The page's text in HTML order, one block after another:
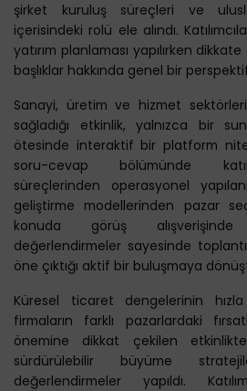
şirket kuruluş süreçleri ve
içerisindeki rolü ele alındı.
yatırım planlaması yapılırken
başlıklar hakkında genel bir
Sanayi, üretim ve hizmet
sağladığı etkinlik, yalnızca bir
ötesinde interaktif bir platform
soru-cevap bölümünde
süreçlerinden operasyonel
geliştirme modellerinden pazar
konuda görüş alışverişinde
değerlendirmeler sayesinde
öne çıktığı aktif bir buluşmaya
Küresel ticaret dengelerinin
firmaların farklı pazarlardaki
önemine dikkat çekilen
sürdürülebilir büyüme
değerlendirmeler yapıldı.